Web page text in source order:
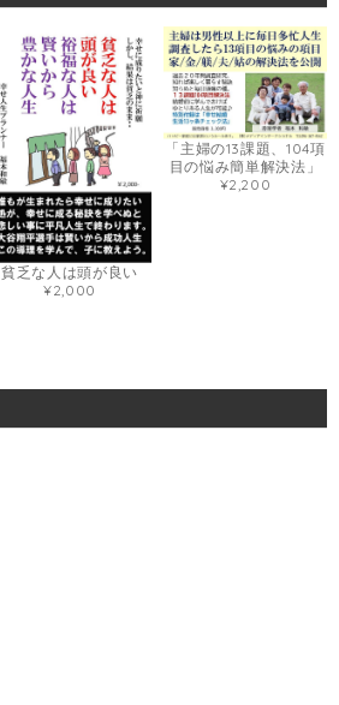
貧乏な人は頭が良い
¥2,000
「主婦の13課題、104項
目の悩み簡単解決法」
¥2,200